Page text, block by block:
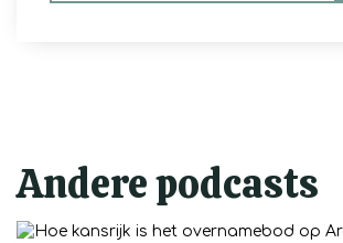
Andere podcasts